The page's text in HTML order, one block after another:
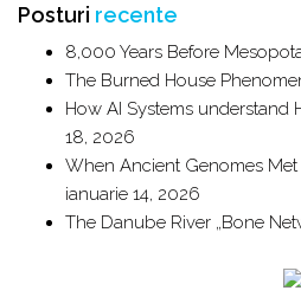
Posturi recente
8,000 Years Before
The Burned House
How AI Systems understand
18, 2026
When Ancient Genomes Met
ianuarie 14, 2026
The Danube River „Bone